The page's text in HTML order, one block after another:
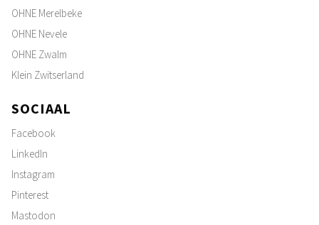
OHNE Merelbeke
OHNE Nevele
OHNE Zwalm
Klein Zwitserland
SOCIAAL
Facebook
LinkedIn
Instagram
Pinterest
Mastodon